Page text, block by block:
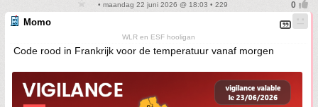
• maandag 22 juni 2026 @ 18:03 • 229
Momo
WLR en ESF hooligan
Code rood in Frankrijk voor de temperatuur vanaf morgen